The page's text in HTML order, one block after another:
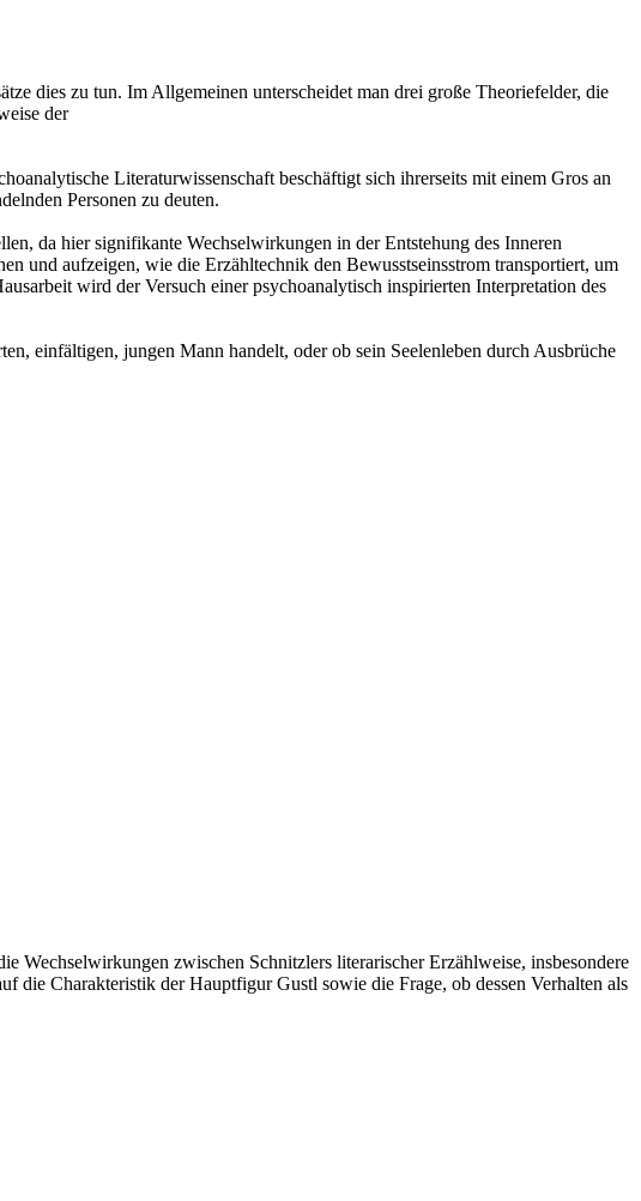
dies zu tun. Im Allgemeinen unterscheidet man drei große Theoriefelder, die
der
Literaturwissenschaft beschäftigt sich ihrerseits mit einem Gros an
Personen zu deuten.
da hier signifikante Wechselwirkungen in der Entstehung des Inneren
und aufzeigen, wie die Erzähltechnik den Bewusstseinsstrom transportiert, um
wird der Versuch einer psychoanalytisch inspirierten Interpretation des
einfältigen, jungen Mann handelt, oder ob sein Seelenleben durch Ausbrüche
Wechselwirkungen zwischen Schnitzlers literarischer Erzählweise, insbesondere
die Charakteristik der Hauptfigur Gustl sowie die Frage, ob dessen Verhalten als